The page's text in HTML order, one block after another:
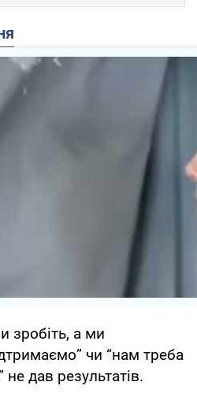
зробіть, а ми
чи “нам треба
дав результатів.